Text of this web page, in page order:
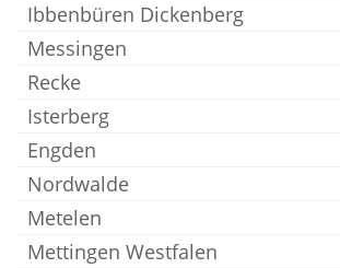
Ibbenbüren Dickenberg
Messingen
Recke
Isterberg
Engden
Nordwalde
Metelen
Mettingen Westfalen